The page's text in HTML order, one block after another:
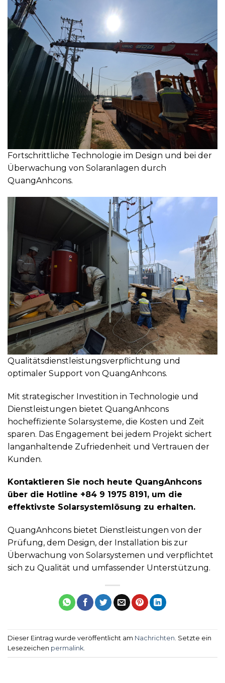
Fortschrittliche Technologie im Design und bei der
Überwachung von Solaranlagen durch
QuangAnhcons.
Qualitätsdienstleistungsverpflichtung und
optimaler Support von QuangAnhcons.
Mit strategischer Investition in Technologie und
Dienstleistungen bietet QuangAnhcons
hocheffiziente Solarsysteme, die Kosten und Zeit
sparen. Das Engagement bei jedem Projekt sichert
langanhaltende Zufriedenheit und Vertrauen der
Kunden.
Kontaktieren Sie noch heute QuangAnhcons
über die Hotline +84 9 1975 8191, um die
effektivste Solarsystemlösung zu erhalten.
QuangAnhcons bietet Dienstleistungen von der
Prüfung, dem Design, der Installation bis zur
Überwachung von Solarsystemen und verpflichtet
sich zu Qualität und umfassender Unterstützung.
Dieser Eintrag wurde veröffentlicht am Nachrichten . Setzte ein
Lesezeichen permalink